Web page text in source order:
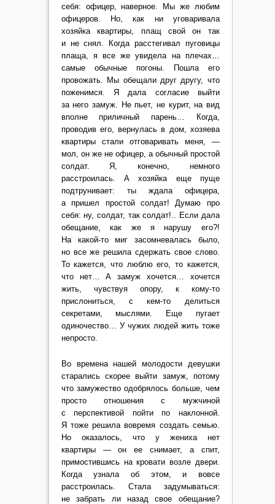
себя: офицер, наверное. Мы же любим
офицеров. Но, как ни уговаривала
хозяйка квартиры, плащ свой он так
и не снял. Когда расстегивал пуговицы
плаща, я все же увидела на плечах…
самые обычные погоны. Пошла его
провожать. Мы обещали друг другу, что
поженимся. Я дала согласие выйти
за него замуж. Не пьет, не курит, на вид
вполне приличный парень… Когда,
проводив его, вернулась в дом, хозяева
квартиры стали отговаривать меня, —
мол, он же не офицер, а обычный простой
солдат. Я, конечно, немного
расстроилась. А хозяйка еще пуще
подтрунивает: ты ждала офицера,
а пришел простой солдат! Думаю про
себя: ну, солдат, так солдат!.. Если дала
обещание, как же я нарушу его?!
На какой-то миг засомневалась было,
но все же решила сдержать свое слово.
То кажется, что люблю его, то кажется,
что нет… А замуж хочется… хочется
жить, чувствуя опору, к кому-то
прислониться, с кем-то делиться
секретами, мыслями. Еще пугает
одиночество… У чужих людей жить тоже
непросто.
Во времена нашей молодости девушки
старались скорее выйти замуж, потому
что замужество одобрялось больше, чем
просто отношения с мужчиной
с перспективой пойти по наклонной.
Я тоже решила вовремя создать семью.
Но оказалось, что у жениха нет
квартиры — он ее снимает, а спит,
примостившись на кровати возле двери.
Когда узнала об этом, и вовсе
расстроилась. Стала задумываться:
не забрать ли назад свое обещание?